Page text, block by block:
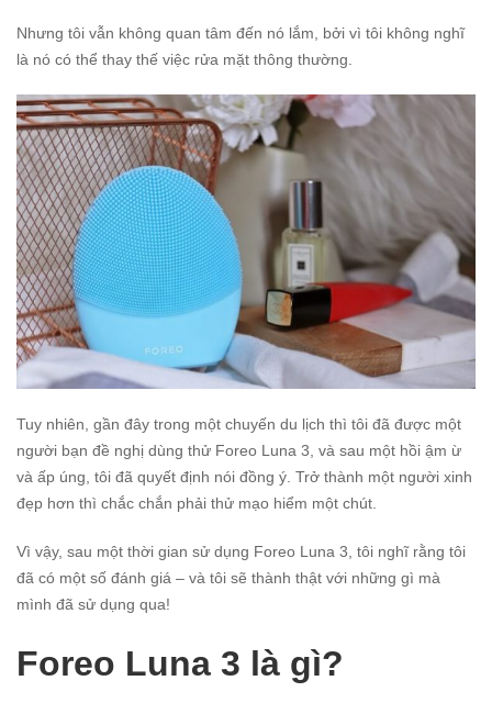
Nhưng tôi vẫn không quan tâm đến nó lắm, bởi vì tôi không nghĩ
là nó có thể thay thế việc rửa mặt thông thường.
Tuy nhiên, gần đây trong một chuyến du lịch thì tôi đã được một
người bạn đề nghị dùng thử Foreo Luna 3, và sau một hồi ậm ừ
và ấp úng, tôi đã quyết định nói đồng ý. Trở thành một người xinh
đẹp hơn thì chắc chắn phải thử mạo hiểm một chút.
Vì vậy, sau một thời gian sử dụng Foreo Luna 3, tôi nghĩ rằng tôi
đã có một số đánh giá – và tôi sẽ thành thật với những gì mà
mình đã sử dụng qua!
Foreo Luna 3 là gì?